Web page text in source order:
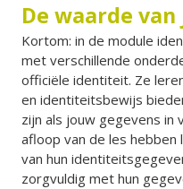
De waarde
Kortom: in de module
met verschillende
officiële identiteit. Ze
en identiteitsbewijs
zijn als jouw gegevens in
afloop van de les hebben
van hun
zorgvuldig met hun